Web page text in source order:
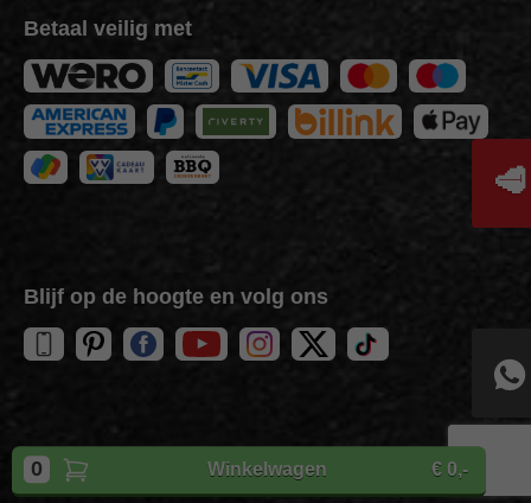
Winkelwagen
0 € 0,-
Betaal veilig met
Blijf op de hoogte en volg ons
CopyrightBBQuality
🥩